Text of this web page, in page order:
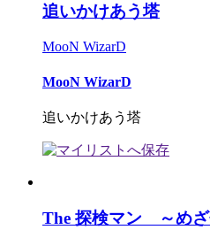
追いかけあう塔
MooN WizarD
MooN WizarD
追いかけあう塔
The 探検マン ～めざ